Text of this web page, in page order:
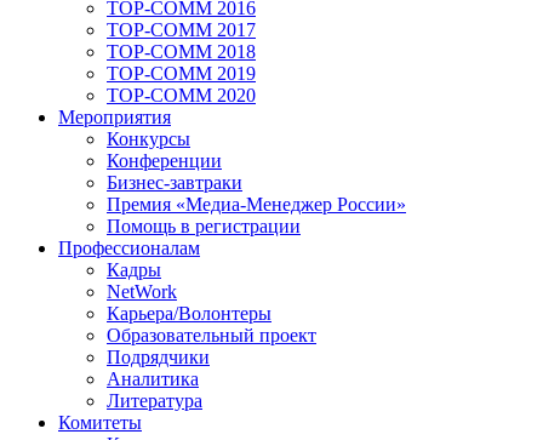
TOP-COMM 2016
TOP-COMM 2017
TOP-COMM 2018
TOP-COMM 2019
TOP-COMM 2020
Мероприятия
Конкурсы
Конференции
Бизнес-завтраки
Премия «Медиа-Менеджер России»
Помощь в регистрации
Профессионалам
Кадры
NetWork
Карьера/Волонтеры
Образовательный проект
Подрядчики
Аналитика
Литература
Комитеты